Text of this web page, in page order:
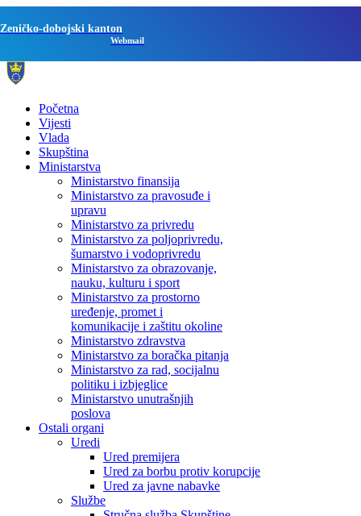
Zeničko-dobojski kanton
Webmail
Početna
Vijesti
Vlada
Skupština
Ministarstva
Ministarstvo finansija
Ministarstvo za pravosuđe i
upravu
Ministarstvo za privredu
Ministarstvo za poljoprivredu,
šumarstvo i vodoprivredu
Ministarstvo za obrazovanje,
nauku, kulturu i sport
Ministarstvo za prostorno
uređenje, promet i
komunikacije i zaštitu okoline
Ministarstvo zdravstva
Ministarstvo za boračka pitanja
Ministarstvo za rad, socijalnu
politiku i izbjeglice
Ministarstvo unutrašnjih
poslova
Ostali organi
Uredi
Ured premijera
Ured za borbu protiv korupcije
Ured za javne nabavke
Službe